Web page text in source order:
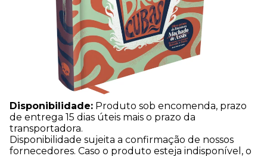
Disponibilidade: Produto sob encomenda, prazo
de entrega 15 dias úteis mais o prazo da
transportadora.
Disponibilidade sujeita a confirmação de nossos
fornecedores. Caso o produto esteja indisponível, o